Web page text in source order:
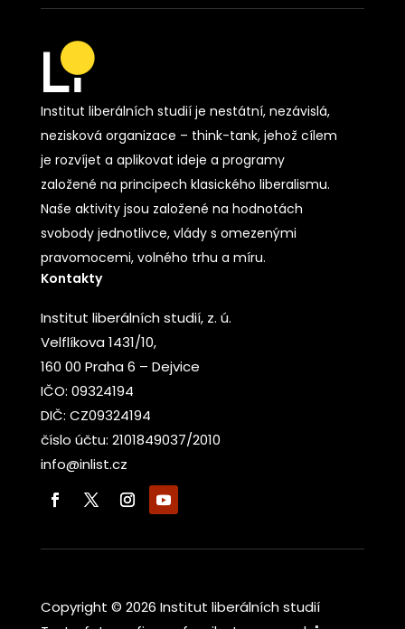
Institut liberálních studií je nestátní, nezávislá,
nezisková organizace – think-tank, jehož cílem
je rozvíjet a aplikovat ideje a programy
založené na principech klasického liberalismu.
Naše aktivity jsou založené na hodnotách
svobody jednotlivce, vlády s omezenými
pravomocemi, volného trhu a míru.
Kontakty
Institut liberálních studií, z. ú.
Velflíkova 1431/10,
160 00 Praha 6 – Dejvice
IČO: 09324194
DIČ: CZ09324194
číslo účtu: 2101849037/2010
info@inlist.cz
Copyright © 2026 Institut liberálních studií